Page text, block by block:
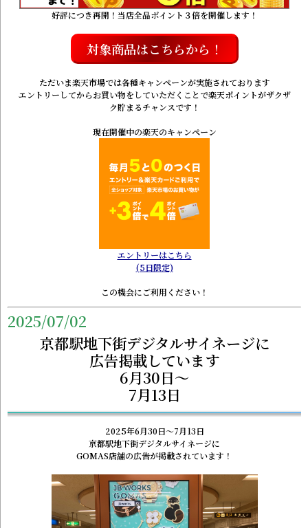
好評につき再開！当店全品ポイント３倍を開催します！
対象商品はこちらから！
ただいま楽天市場では各種キャンペーンが実施されております
エントリーしてからお買い物をしていただくことで楽天ポイントがザクザ
ク貯まるチャンスです！
現在開催中の楽天のキャンペーン
エントリーはこちら
(5日限定)
この機会にご利用ください！
2025/07/02
京都駅地下街デジタルサイネージに
広告掲載しています
6月30日～
7月13日
2025年6月30日～7月13日
京都駅地下街デジタルサイネージに
GOMAS店舗の広告が掲載されています！